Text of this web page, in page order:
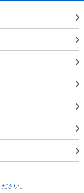
さい。